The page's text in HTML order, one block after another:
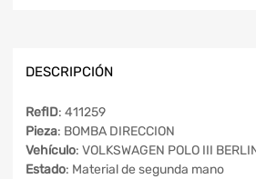
DESCRIPCIÓN
RefID: 411259
Pieza: BOMBA DIRECCION
Vehículo: VOLKSWAGEN POLO III
Estado: Material de segunda mano